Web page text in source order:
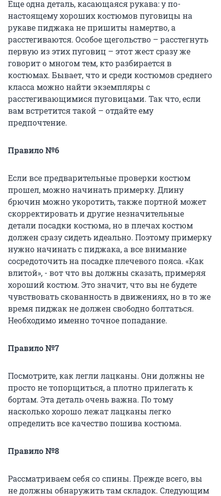
Еще одна деталь, касающаяся рукава: у по-
настоящему хороших костюмов пуговицы на
рукаве пиджака не пришиты намертво, а
расстегиваются. Особое щегольство – расстегнуть
первую из этих пуговиц – этот жест сразу же
говорит о многом тем, кто разбирается в
костюмах. Бывает, что и среди костюмов среднего
класса можно найти экземпляры с
расстегивающимися пуговицами. Так что, если
вам встретится такой – отдайте ему
предпочтение.
Правило №6
Если все предварительные проверки костюм
прошел, можно начинать примерку. Длину
брючин можно укоротить, также портной может
скорректировать и другие незначительные
детали посадки костюма, но в плечах костюм
должен сразу сидеть идеально. Поэтому примерку
нужно начинать с пиджака, а все внимание
сосредоточить на посадке плечевого пояса. «Как
влитой», - вот что вы должны сказать, примеряя
хороший костюм. Это значит, что вы не будете
чувствовать скованность в движениях, но в то же
время пиджак не должен свободно болтаться.
Необходимо именно точное попадание.
Правило №7
Посмотрите, как легли лацканы. Они должны не
просто не топорщиться, а плотно прилегать к
бортам. Эта деталь очень важна. По тому
насколько хорошо лежат лацканы легко
определить все качество пошива костюма.
Правило №8
Рассматриваем себя со спины. Прежде всего, вы
не должны обнаружить там складок. Следующим